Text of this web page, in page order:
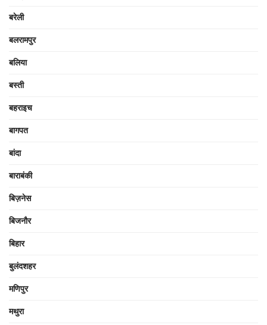
बरेली
बलरामपुर
बलिया
बस्ती
बहराइच
बागपत
बांदा
बाराबंकी
बिज़नेस
बिजनौर
बिहार
बुलंदशहर
मणिपुर
मथुरा